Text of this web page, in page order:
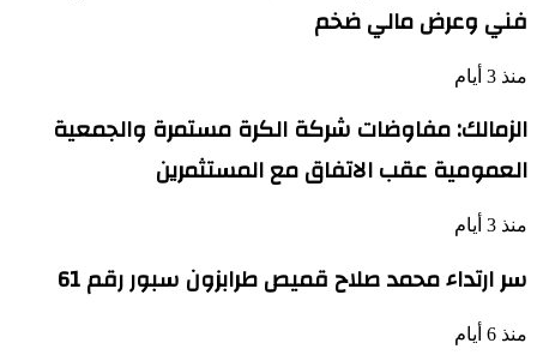
فني وعرض مالي ضخم
منذ 3 أيام
الزمالك: مفاوضات شركة الكرة مستمرة والجمعية
العمومية عقب الاتفاق مع المستثمرين
منذ 3 أيام
سر ارتداء محمد صلاح قميص طرابزون سبور رقم 61
منذ 6 أيام